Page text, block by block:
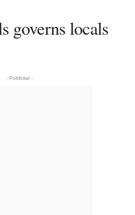
governs locals
- Publicitat -